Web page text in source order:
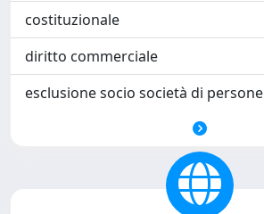
costituzionale
diritto commerciale
esclusione socio società di persone